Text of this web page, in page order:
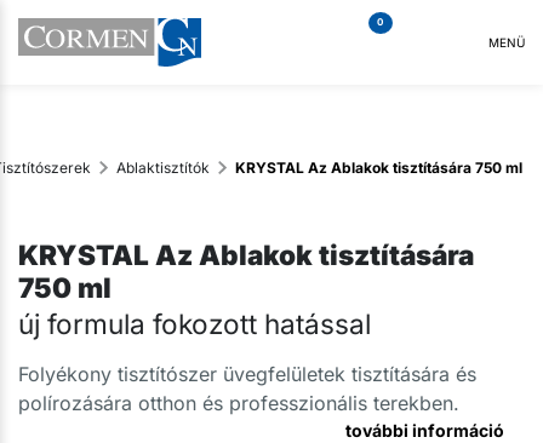
0
MENÜ
Ablaktisztítók KRYSTAL Az Ablakok tisztítására 750 ml
KRYSTAL Az Ablakok tisztítására
750 ml
új formula fokozott hatással
Folyékony tisztítószer üvegfelületek tisztítására és
polírozására otthon és professzionális terekben.
további információ